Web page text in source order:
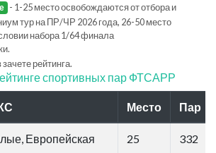
- 1-25 место освобождаются от отбора и
тур на ПР/ЧР 2026 года, 26-50 место
набора 1/64 финала
рейтинга.
спортивных пар ФТСАРР
Место Пар
Европейская
25 332